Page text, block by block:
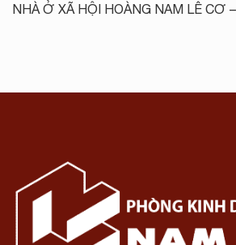
NHÀ Ở XÃ HỘI HOÀNG NAM LÊ CƠ